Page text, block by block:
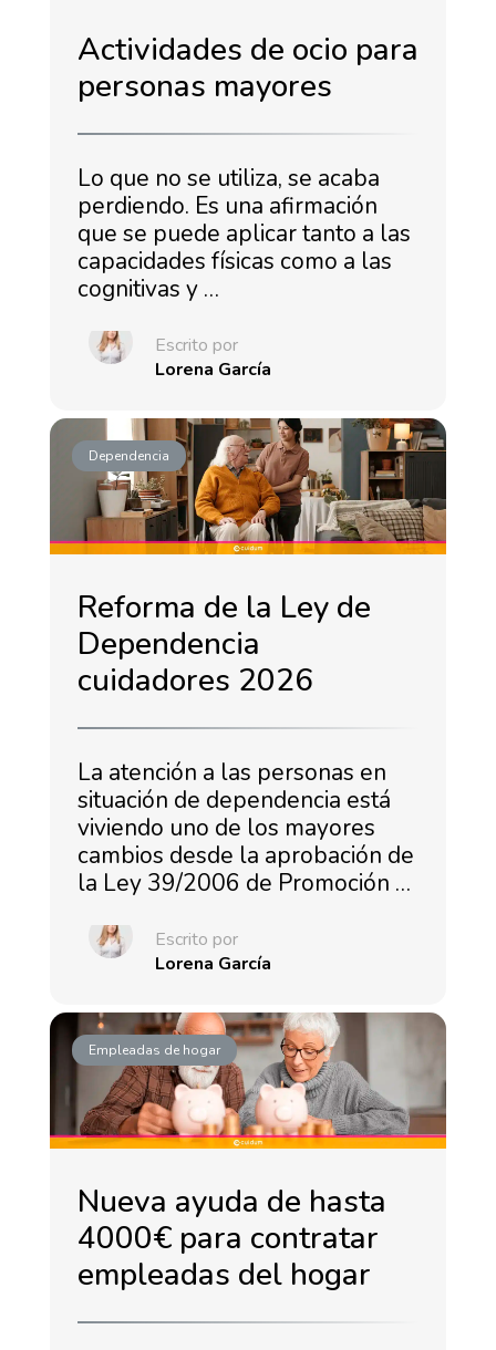
Actividades de ocio para
personas mayores
Lo que no se utiliza, se acaba
perdiendo. Es una afirmación
que se puede aplicar tanto a las
capacidades físicas como a las
cognitivas y …
Escrito por
Lorena García
Dependencia
Reforma de la Ley de
Dependencia
cuidadores 2026
La atención a las personas en
situación de dependencia está
viviendo uno de los mayores
cambios desde la aprobación de
la Ley 39/2006 de Promoción …
Escrito por
Lorena García
Empleadas de hogar
Nueva ayuda de hasta
4000€ para contratar
empleadas del hogar